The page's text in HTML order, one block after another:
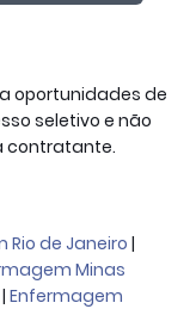
oportunidades de
seletivo e não
contratante.
Rio de Janeiro |
Minas
| Enfermagem